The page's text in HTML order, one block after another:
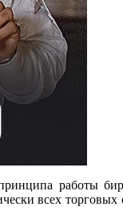
принципа работы
всех торговых